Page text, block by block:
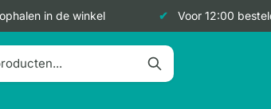
in de winkel Voor 12:00